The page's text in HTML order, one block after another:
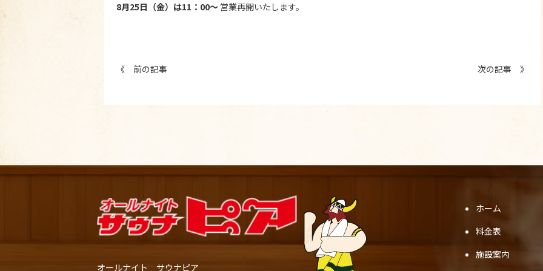
8月25日（金）は11：00～ 営業再開いたします。
《 前の記事 次の記事 》
オールナイト サウナピア
ホーム
料金表
施設案内